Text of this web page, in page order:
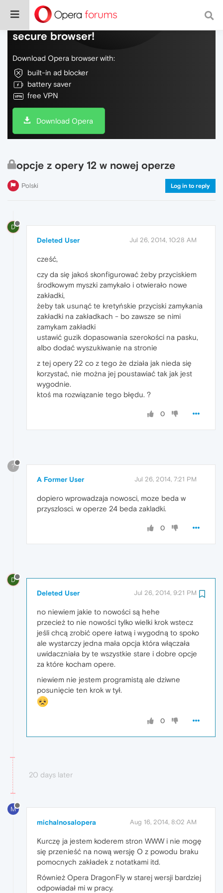
Do more on the web, with a fast and
secure browser!
Download Opera browser with:
built-in ad blocker
battery saver
free VPN
Download Opera
opcje z opery 12 w nowej operze
Polski Log in to reply
D
Deleted User Jul 26, 2014, 10:28 AM
cześć,
czy da się jakoś skonfigurować żeby przyciskiem
środkowym myszki zamykało i otwierało nowe
zakładki,
żeby tak usunąć te kretyńskie przyciski zamykania
zakładki na zakładkach - bo zawsze se nimi
zamykam zakładki
ustawić guzik dopasowania szerokości na pasku,
albo dodać wyszukiwanie na stronie
z tej opery 22 co z tego że działa jak nieda się
korzystać, nie można jej poustawiać tak jak jest
wygodnie.
ktoś ma rozwiązanie tego błędu. ?
0
?
A Former User Jul 26, 2014, 7:21 PM
dopiero wprowadzaja nowosci, moze beda w
przyszlosci. w operze 24 beda zakladki.
0
D
Deleted User Jul 26, 2014, 9:21 PM
no niewiem jakie to nowości są hehe
przecież to nie nowości tylko wielki krok wstecz
jeśli chcą zrobić opere łatwą i wygodną to spoko
ale wystarczy jedna mała opcja która włączała
uwidaczniała by te wszystkie stare i dobre opcje
za które kocham opere.
niewiem nie jestem programistą ale dziwne
posunięcie ten krok w tył.
0
20 days later
M
michalnosalopera Aug 16, 2014, 8:02 AM
Kurczę ja jestem koderem stron WWW i nie mogę
się przenieść na nową wersję O z powodu braku
pomocnych zakładek z notatkami itd.
Również Opera DragonFly w starej wersji bardziej
odpowiadał mi w pracy.